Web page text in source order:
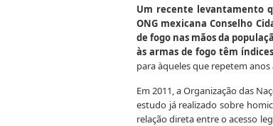
Um recente levantamento
ONG mexicana Conselho
de fogo nas mãos da
às armas de fogo têm
para àqueles que repetem
Em 2011, a Organização das
estudo já realizado sobre
relação direta entre o acesso